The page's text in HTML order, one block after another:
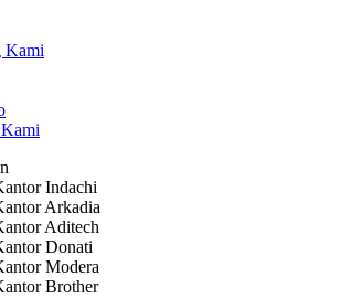
Kami
Indachi
Arkadia
Aditech
Donati
Modera
Brother